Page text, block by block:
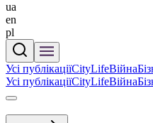
ua
en
pl
Усі публікаціїCityLifeВійна
Усі публікаціїCityLifeВійна